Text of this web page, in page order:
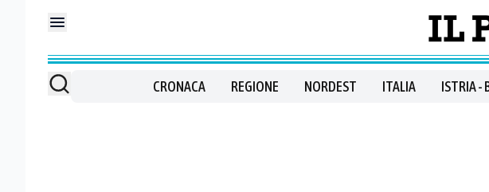
CRONACA REGIONE NORDEST ITALIA ISTRIA -